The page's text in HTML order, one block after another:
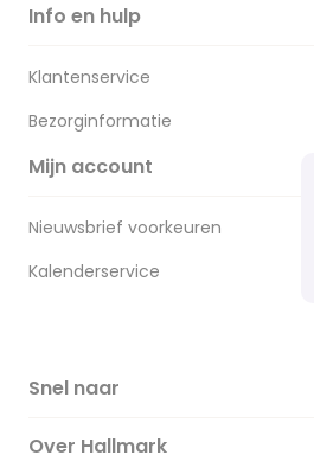
Info en hulp
Klantenservice
Bezorginformatie
Mijn account
Nieuwsbrief voorkeuren
Kalenderservice
Snel naar
Over Hallmark